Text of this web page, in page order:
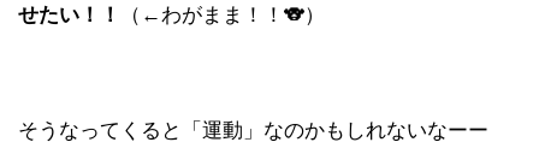
せたい！！
（←わがまま！！🐨）
そうなってくると「運動」なのかもしれないなーー